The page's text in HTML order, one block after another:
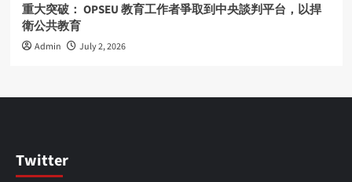
重大突破： OPSEU 教育工作者爭取到中央談判平台，以捍
衛公共教育
Admin July 2, 2026
Twitter